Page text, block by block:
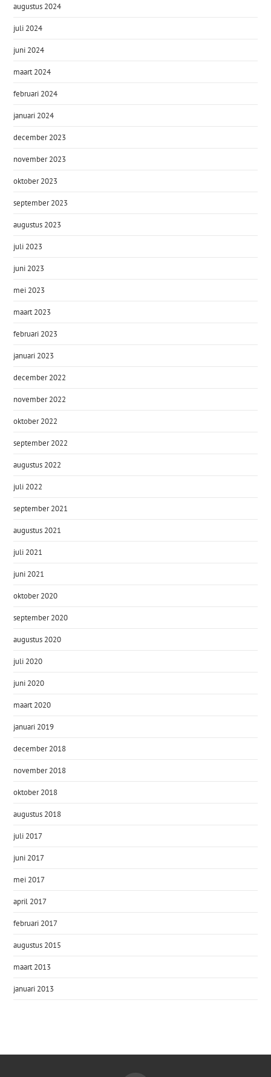
augustus 2024
juli 2024
juni 2024
maart 2024
februari 2024
januari 2024
december 2023
november 2023
oktober 2023
september 2023
augustus 2023
juli 2023
juni 2023
mei 2023
maart 2023
februari 2023
januari 2023
december 2022
november 2022
oktober 2022
september 2022
augustus 2022
juli 2022
september 2021
augustus 2021
juli 2021
juni 2021
oktober 2020
september 2020
augustus 2020
juli 2020
juni 2020
maart 2020
januari 2019
december 2018
november 2018
oktober 2018
augustus 2018
juli 2017
juni 2017
mei 2017
april 2017
februari 2017
augustus 2015
maart 2013
januari 2013